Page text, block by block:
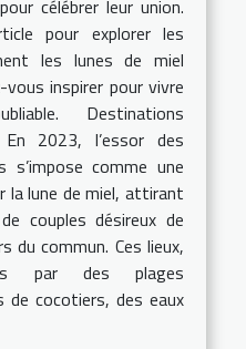
célébrer leur union.
pour explorer les
les lunes de miel
inspirer pour vivre
Destinations
2023, l’essor des
s’impose comme une
la lune de miel, attirant
couples désireux de
du commun. Ces lieux,
par des plages
de cocotiers, des eaux